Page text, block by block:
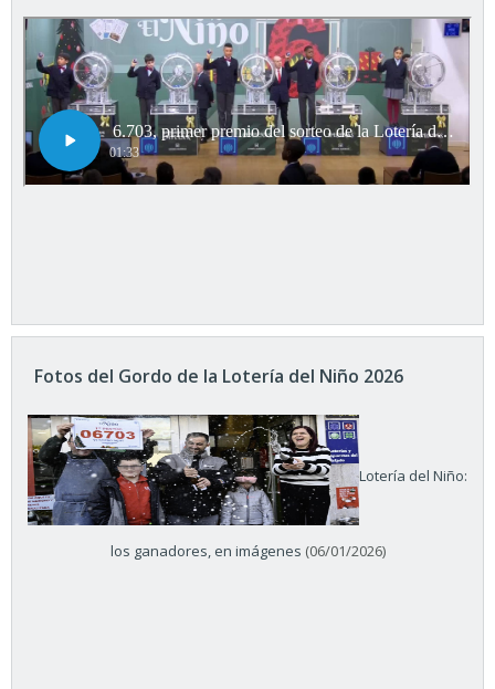
Fotos del Gordo de la Lotería del Niño 2026
Lotería del Niño:
los ganadores, en imágenes (06/01/2026)